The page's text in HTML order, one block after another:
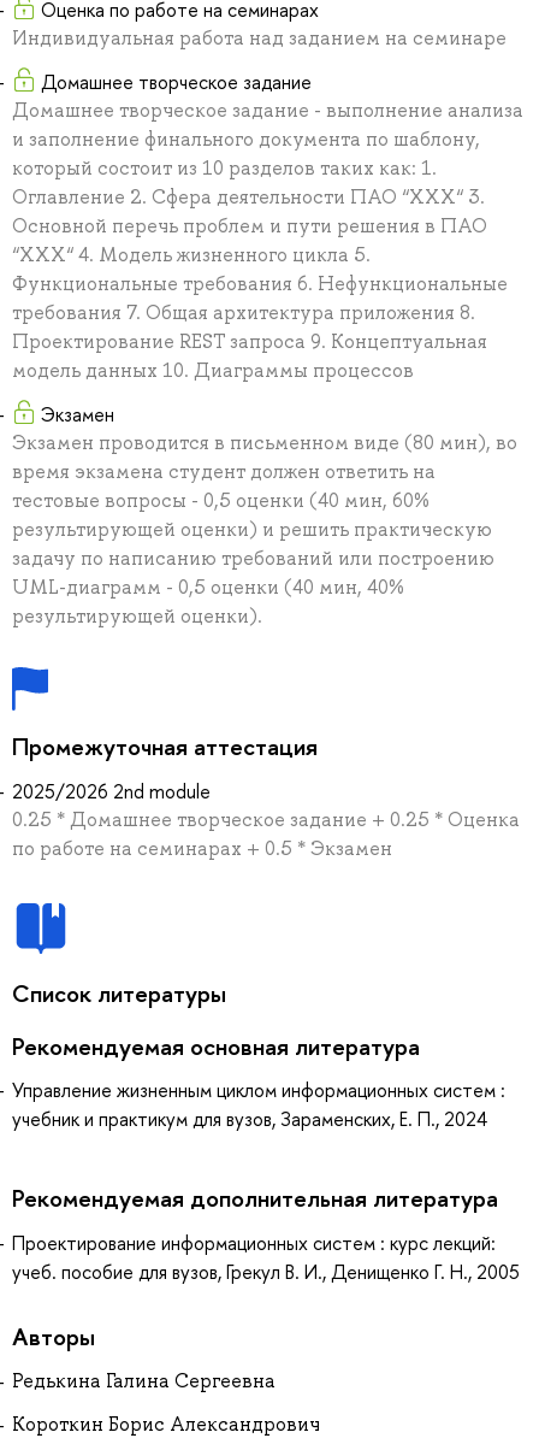
Оценка по работе на семинарах
Индивидуальная работа над заданием на семинаре
Домашнее творческое задание
Домашнее творческое задание - выполнение анализа
и заполнение финального документа по шаблону,
который состоит из 10 разделов таких как: 1.
Оглавление 2. Сфера деятельности ПАО “XXX“ 3.
Основной перечь проблем и пути решения в ПАО
“XXX“ 4. Модель жизненного цикла 5.
Функциональные требования 6. Нефункциональные
требования 7. Общая архитектура приложения 8.
Проектирование REST запроса 9. Концептуальная
модель данных 10. Диаграммы процессов
Экзамен
Экзамен проводится в письменном виде (80 мин), во
время экзамена студент должен ответить на
тестовые вопросы - 0,5 оценки (40 мин, 60%
результирующей оценки) и решить практическую
задачу по написанию требований или построению
UML-диаграмм - 0,5 оценки (40 мин, 40%
результирующей оценки).
Промежуточная аттестация
2025/2026 2nd module
0.25 * Домашнее творческое задание + 0.25 * Оценка
по работе на семинарах + 0.5 * Экзамен
Список литературы
Рекомендуемая основная литература
Управление жизненным циклом информационных систем :
учебник и практикум для вузов, Зараменских, Е. П., 2024
Рекомендуемая дополнительная литература
Проектирование информационных систем : курс лекций:
учеб. пособие для вузов, Грекул В. И., Денищенко Г. Н., 2005
Авторы
Редькина Галина Сергеевна
Короткин Борис Александрович